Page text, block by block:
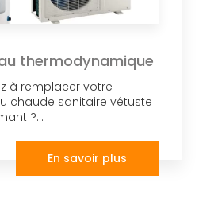
thermodynamique
à remplacer votre
chaude sanitaire vétuste
?...
En savoir plus